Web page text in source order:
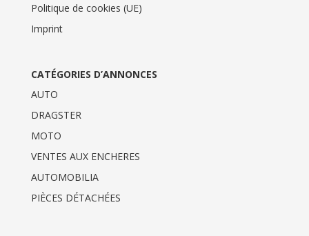
Politique de cookies (UE)
Imprint
CATÉGORIES D’ANNONCES
AUTO
DRAGSTER
MOTO
VENTES AUX ENCHERES
AUTOMOBILIA
PIÈCES DÉTACHÉES